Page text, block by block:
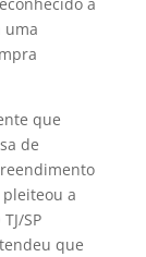
uma
que
de
a
SP
que